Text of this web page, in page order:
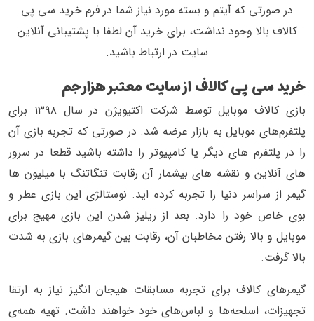
در صورتی که آیتم و بسته مورد نیاز شما در فرم خرید سی پی
کالاف بالا وجود نداشت، برای خرید آن لطفا با پشتیبانی آنلاین
سایت در ارتباط باشید.
خرید سی پی کالاف از سایت معتبر هزارجم
بازی کالاف موبایل توسط شرکت اکتیویژن در سال ۱۳۹۸ برای
پلتفرم‌های موبایل به بازار عرضه شد. در صورتی که تجربه بازی آن
را در پلتفرم های دیگر یا کامپیوتر را داشته باشید قطعا در سرور
های آنلاین و نقشه های بیشمار آن رقابت تنگاتنگ با میلیون ها
گیمر از سراسر دنیا را تجربه کرده اید. نوستالژی این بازی عطر و
بوی خاص خود را دارد. بعد از ریلیز شدن این بازی مهیج برای
موبایل و بالا رفتن مخاطبان آن، رقابت بین گیمرهای بازی به شدت
بالا گرفت.
گیمرهای کالاف برای تجربه مسابقات هیجان انگیز نیاز به ارتقا
تجهیزات، اسلحه‌ها و لباس‌های خود خواهند داشت. تهیه همه‌ی